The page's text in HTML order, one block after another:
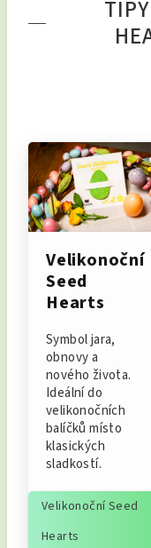
Velikonoční
Seed
Hearts
Symbol jara,
obnovy a
nového života.
Ideální do
velikonočních
balíčků místo
klasických
sladkostí.
Velikonoční Seed
Hearts